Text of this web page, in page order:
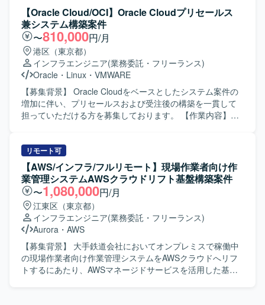
ークからサーバ、仮想化基盤、ストレージ、認証基盤、
DB、保全機構まで幅広いインフラ技術に関わることができ
ます。 長期にわたるプロジェクトの中で、詳細設計からテ
スト、切替まで一連の工程を経験できるため、インフラエ
ンジニアとしてのスキルを体系的かつ実践的に高めること
ができます。 複数領域でのメンバー募集が行われているた
め、得意領域を活かしながら、将来的には周辺領域へスキ
ルを広げていくキャリアパスも描きやすい環境です。 【開
発環境】 ネットワーク：Ciscoスイッチ（C9200L、
C9300X、Nexus 9000シリーズ）、Thunderシリーズ負荷
33（NTP）、NetAttestD3（DNS/DHCP）、
NetAttestEPS（認証局/証明書）、Catalyst CW9800M（無
線LANコントローラ） サーバ・仮想化：VSAN Ready Node
R670、PowerEdge R470、vSphere ESXi、vSphere
vCenter、VCF Operations、NSX Manager、Security
Services Platform、VCF cloud builder DB・ミドルウェア
等：Oracle Standard Edition、HULFT、Pacemaker、
Postfix、squid OS：Windows Server、Redhat系OS
GCPを中心としたクラウドインフラの実務経験を深めてい
ただけます。データ処理から連携まで一連の仕組みづくり
に関わることで、インフラエンジニアとしてのスキルの幅
を広げることができます。 【開発環境】 GoogleCloud環境
（IAM、VPC、Firewallルール、VM、Pub/Sub など）を利
用したインフラ構成となります。Dockerイメージを用いた
コンテナ運用を前提とし、BigQueryやストレージサービス
との連携を行います。
きます。具体的には、移行に伴うプログラムの改修、テス
ト、実装、設計修正などの対応や、AWS環境の構築、各種
ドキュメントの作成を担当していただきます。既存プログ
ラムの改修から新環境構築、移行完了までの一連のフェー
ズに参画していただきます。 【求める人物像】 プロジェク
ト全体を自分の担当範囲として捉え、主体的に課題を発見
しながら業務を遂行できる方を求めています。チームメン
バーと協力しながら責任感を持ってタスクを完遂できる
方、初級者にもわかりやすいドキュメントを作成し、情報
共有やナレッジ蓄積に貢献していただける方が望ましいで
力】 オンプレミスからクラウドへの大規模な移行プロジェ
クトに参画することで、AWS基盤構築やシステム移行に関
する実践的な知見を幅広く獲得していただけます。設計修
正からプログラム改修、テスト、移行対応まで一連の工程
に関わることで、上流から下流までの経験を積むことがで
き、リードSEやクラウドエンジニアとしてのスキルアップ
につながるポジションです。 【開発環境】 オンプレミス環
境からAWS環境への移行を前提とした構成となっており、
対象言語としてはwsf、vbs、ps1、php、asp、js、json、
py、sql、jspなどのスクリプト言語やWeb関連技術を扱いま
す。インフラ面ではAWSサービスを用いた基盤構築を行
【Oracle Cloud/OCI】Oracle Cloudプリセールス
兼システム構築案件
〜810,000円/月
港区（東京都）
インフラエンジニア(業務委託・フリーランス)
Oracle ・ Linux ・ VMWARE
【募集背景】 Oracle Cloudをベースとしたシステム案件の
増加に伴い、プリセールスおよび受注後の構築を一貫して
担っていただける方を募集しております。 【作業内容】
び提案対応を行っていただきます。 受注後は、プロジェク
トリーダーとしてクラウド基盤の設計・構築・移行を推進
し、手足要員への指示出しやタスクの割り振りを行ってい
ただきます。 インフラの監視、バックアップ、セキュリテ
ィ、運用など非機能要件の設計にも関与いただきます。
【求める人物像】 自律的に仕様理解から業務推進まで行え
る方を求めております。 作業の効率化・自動化を意識しな
がら取り組み、チームメンバーと主体的にコミュニケーシ
ョンを図れる方を歓迎いたします。 サブリーダーとしてメ
ンバーのスケジューリングやタスク管理、課題管理を行い
ながら、お客様への報告・説明も丁寧に実施できる方を想
リモート可
【AWS/インフラ/フルリモート】現場作業者向け作
業管理システムAWSクラウドリフト基盤構築案件
〜1,080,000円/月
江東区（東京都）
インフラエンジニア(業務委託・フリーランス)
Aurora ・ AWS
【募集背景】 大手鉄道会社においてオンプレミスで稼働中
の現場作業者向け作業管理システムをAWSクラウドへリフ
トするにあたり、AWSマネージドサービスを活用した基盤